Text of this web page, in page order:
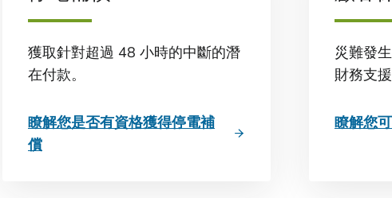
獲取針對超過 48 小時的中斷的潛
在付款。
瞭解您是否有資格獲得停電補
償
災難發
財務支
瞭解您